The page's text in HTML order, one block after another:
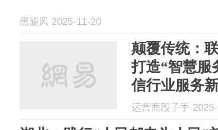
黑旋风 2025-11-20
颠覆传统：
打造“智慧服
信行业服务
运营商段子手